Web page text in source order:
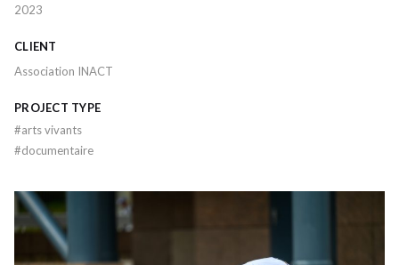
2023
CLIENT
Association INACT
PROJECT TYPE
#arts vivants
#documentaire